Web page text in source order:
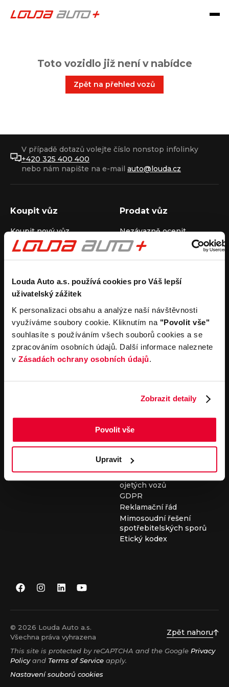
Louda Auto a.s. používá cookies pro Váš lepší
uživatelský zážitek
K personalizaci obsahu a analýze naší návštěvnosti
využíváme soubory cookie. Kliknutím na "Povolit vše"
souhlasíte s používáním všech souborů cookies a se
zpracováním osobních údajů. Další informace naleznete
v Zásadách ochrany osobních údajů.
Zobrazit detaily
Povolit vše
Upravit
Toto vozidlo již není v nabídce
Zpět na přehled vozů
V případě dotazů volejte číslo nonstop infolinky
+420 325 400 400
nebo nám napište na e-mail auto@louda.cz
Koupit vůz
Koupit nový vůz
Koupit ojetý vůz
Koupit užitkový vůz
Prodat vůz
Nezávazně ocenit
Průběh výkupu vozu
Pronájem
Carsharing
Autopůjčovna
Operativní leasing
Společnost
Louda Auto+ Poděbrady
Obytné vozy
Novinky
Kariéra
Servisní služby
Servis
Důležité odkazy
Cookies
Všeobecné obchodní
podmínky pro online
vozidel
Všeobecné obchodní
podmínky pro provádění
servisních prací
Všeobecné obchodní
podmínky při nákupu
ojetých vozů
GDPR
Reklamační řád
Mimosoudní řešení
spotřebitelských sporů
Etický kodex
© 2026 Louda Auto a.s.
Všechna práva vyhrazena
Zpět nahoru
This site is protected by reCAPTCHA and the Google Privacy
Policyand Terms of Service apply.
Nastavení souborů cookies